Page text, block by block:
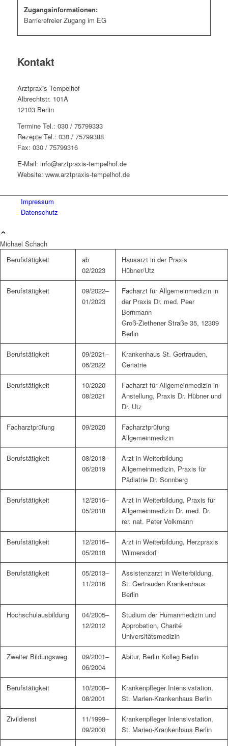
Zugangsinformationen:
Barrierefreier Zugang im EG
Kontakt
Arztpraxis Tempelhof
Albrechtstr. 101A
12103 Berlin
Termine Tel.: 030 / 75799333
Rezepte Tel.: 030 / 75799388
Fax: 030 / 75799316
E-Mail: info@arztpraxis-tempelhof.de
Website: www.arztpraxis-tempelhof.de
Impressum
Datenschutz
Michael Schach
Berufstätigkeit
ab
02/2023
Hausarzt in der Praxis
Hübner/Utz
Berufstätigkeit
09/2022–
01/2023
Facharzt für Allgemeinmedizin in
der Praxis Dr. med. Peer
Bornmann
Groß-Ziethener Straße 35, 12309
Berlin
Berufstätigkeit
09/2021–
06/2022
Krankenhaus St. Gertrauden,
Geriatrie
Berufstätigkeit
10/2020–
08/2021
Facharzt für Allgemeinmedizin in
Anstellung, Praxis Dr. Hübner und
Dr. Utz
Facharztprüfung 09/2020
Facharztprüfung
Allgemeinmedizin
Berufstätigkeit
08/2018–
06/2019
Arzt in Weiterbildung
Allgemeinmedizin, Praxis für
Pädiatrie Dr. Sonnberg
Berufstätigkeit
12/2016–
05/2018
Arzt in Weiterbildung, Praxis für
Allgemeinmedizin Dr. med. Dr.
rer. nat. Peter Volkmann
Berufstätigkeit
12/2016–
05/2018
Arzt in Weiterbildung, Herzpraxis
Wilmersdorf
Berufstätigkeit
05/2013–
11/2016
Assistenzarzt in Weiterbildung,
St. Gertrauden Krankenhaus
Berlin
Hochschulausbildung
04/2005–
12/2012
Studium der Humanmedizin und
Approbation, Charité
Universitätsmedizin
Zweiter Bildungsweg
09/2001–
06/2004
Abitur, Berlin Kolleg Berlin
Berufstätigkeit
10/2000–
08/2001
Krankenpfleger Intensivstation,
St. Marien-Krankenhaus Berlin
Zivildienst
11/1999–
09/2000
Krankenpfleger Intensivstation,
St. Marien-Krankenhaus Berlin